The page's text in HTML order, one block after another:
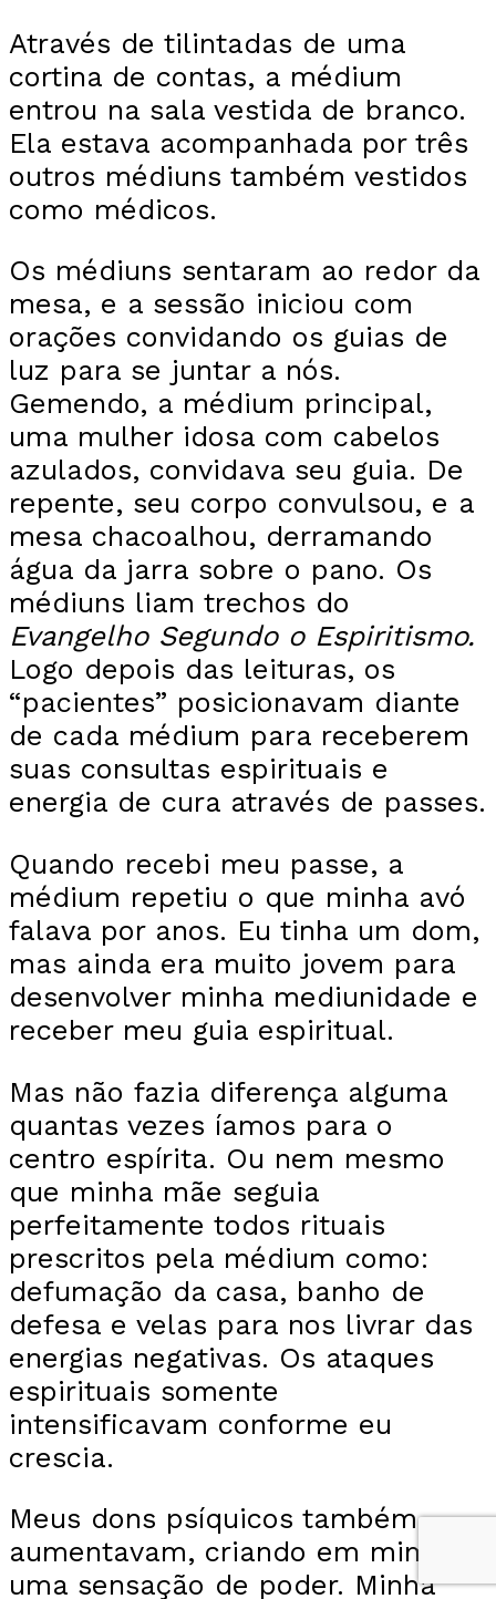
Através de tilintadas de uma
cortina de contas, a médium
entrou na sala vestida de branco.
Ela estava acompanhada por três
outros médiuns também vestidos
como médicos.
Os médiuns sentaram ao redor da
mesa, e a sessão iniciou com
orações convidando os guias de
luz para se juntar a nós.
Gemendo, a médium principal,
uma mulher idosa com cabelos
azulados, convidava seu guia. De
repente, seu corpo convulsou, e a
mesa chacoalhou, derramando
água da jarra sobre o pano. Os
médiuns liam trechos do
Evangelho Segundo o Espiritismo.
Logo depois das leituras, os
“pacientes” posicionavam diante
de cada médium para receberem
suas consultas espirituais e
energia de cura através de passes.
Quando recebi meu passe, a
médium repetiu o que minha avó
falava por anos. Eu tinha um dom,
mas ainda era muito jovem para
desenvolver minha mediunidade e
receber meu guia espiritual.
Mas não fazia diferença alguma
quantas vezes íamos para o
centro espírita. Ou nem mesmo
que minha mãe seguia
perfeitamente todos rituais
prescritos pela médium como:
defumação da casa, banho de
defesa e velas para nos livrar das
energias negativas. Os ataques
espirituais somente
intensificavam conforme eu
crescia.
Meus dons psíquicos também
aumentavam, criando em mim
uma sensação de poder. Minha